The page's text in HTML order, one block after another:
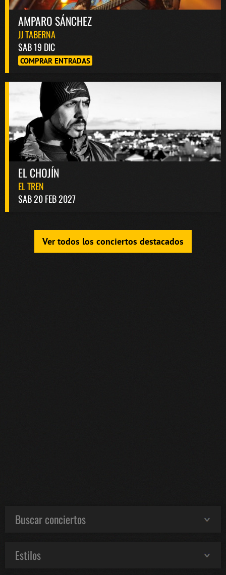
AMPARO SÁNCHEZ
JJ TABERNA
SAB 19 DIC
COMPRAR ENTRADAS
EL CHOJÍN
EL TREN
SAB 20 FEB 2027
Ver todos los conciertos destacados
Buscar conciertos
Estilos